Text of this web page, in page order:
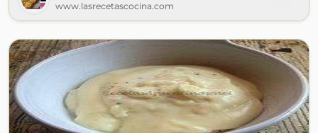
www.lasrecetascocina.com